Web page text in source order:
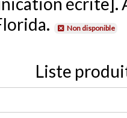
Non disponible
Liste